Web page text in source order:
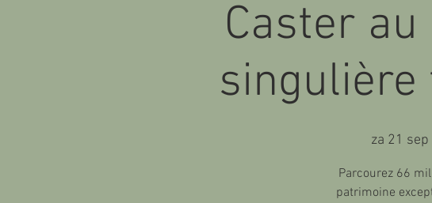
Caster
singulière
za 21 sep
Parcourez 66
patrimoine